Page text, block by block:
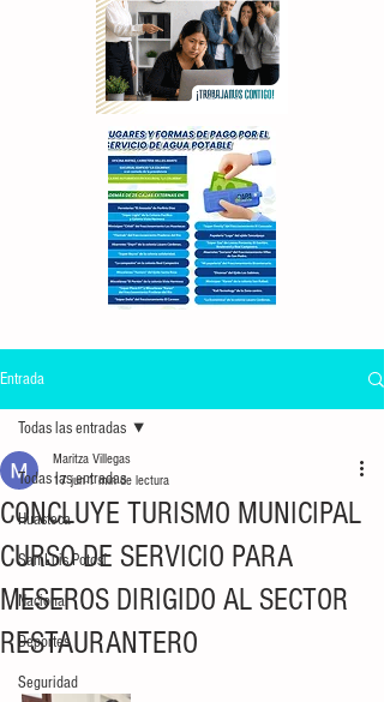
Entrada
Todas las entradas
Huasteca
San Luis Potosí
Nacional
Deportes
Seguridad
Todas las entradas
CONCLUYE TURISMO MUNICIPAL
CURSO DE SERVICIO PARA
MESEROS DIRIGIDO AL SECTOR
RESTAURANTERO
Maritza Villegas
17 jun1 min de lectura